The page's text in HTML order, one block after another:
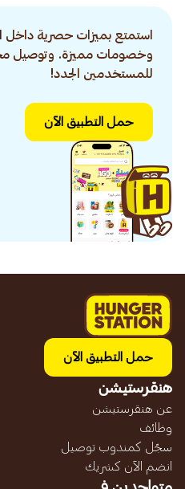
استمتع بميزات حصرية
وخصومات مميزة. وتوصيل
للمستخدمين الجدد!
حمل التطبيق الآن
حمل التطبيق الآن
هنقرستيشن
عن هنقرستيشن
وظائف
سجّل كمندوب توصيل
انضم الآن كشريك